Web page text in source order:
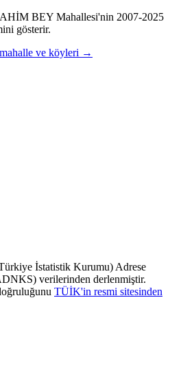
BEY Mahallesi'nin 2007-2025
gösterir.
ve köyleri →
İstatistik Kurumu) Adrese
verilerinden derlenmiştir.
TÜİK'in resmi sitesinden